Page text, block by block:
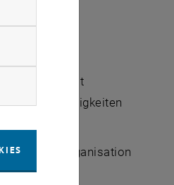
Universität
Fähigkeiten
und Organisation